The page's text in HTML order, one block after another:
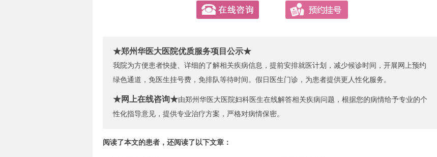
★郑州华医大医院优质服务项目公示★
我院为方便患者快捷、详细的了解相关疾病信息，提前安排就医计划，减少候诊时间，开展网上预约
绿色通道，免医生挂号费，免排队等待时间。假日医生门诊，为患者提供更人性化服务。
★网上在线咨询★由郑州华医大医院妇科医生在线解答相关疾病问题，根据您的病情给予专业的个
性化指导意见，提供专业治疗方案，严格对病情保密。
阅读了本文的患者，还阅读了以下文章：